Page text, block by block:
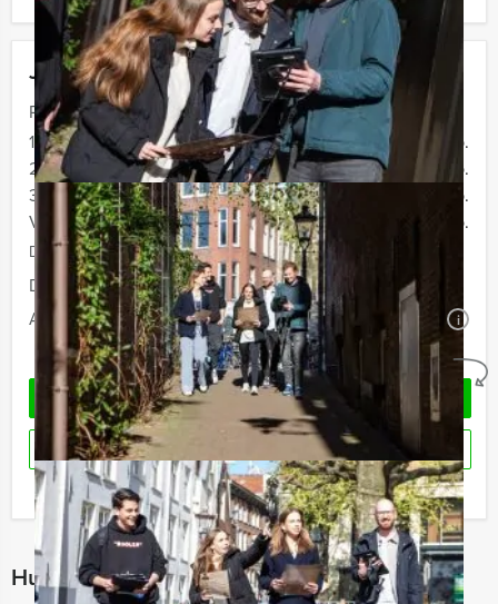
Jouw uitje
Prijs :
12 - 19 personen
€ 72,50 p.p.
20 - 29 personen
€ 69,50 p.p.
30 - 39 personen
€ 66,50 p.p.
Vanaf 40 personen
€ 64,50 p.p.
De prijzen zijn exclusief BTW
Duur:
4 uur en 30 minuten
Aantal:
Minimaal 12 personen i
Geheel vrijblijvend
OFFERTE AANVRAGEN
Ik heb een vraag over dit uitje
Hulp nodig bij het kiezen?